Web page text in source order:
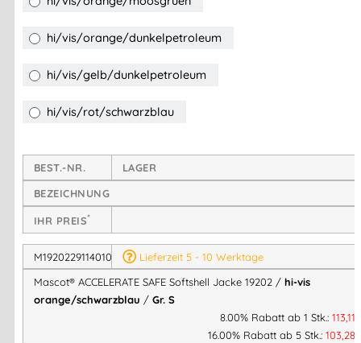
Abnehmbarer ID-Kartenhalter
Handgelenken, regulierbarer Gummizug am Saum,
Material: 100% Polyester, 320 g/m², 3-lagiges Softshell
Farbe: Zweifarbig mit Reflexeffekten
Zertifizierungen:OEKO-TEX® STANDARD 100
Industriewäsche-Kategorie: C2
Einlaufen: max. 1%
Die MASCOT® ACCELERATE SAFE Softshell Jacke 19202 ist
atmungsaktiv, winddicht & wasserabweisend. Mit
BEST.-NR.
LAGER
BEZEICHNUNG
IHR PREIS*
M1920229114010S
Lieferzeit 5 - 10 Werktage
Mascot® ACCELERATE SAFE Softshell Jacke 19202 / hi-vis
orange/schwarzblau / Gr. S
8.00% Rabatt ab 1 Stk.: 113,11
16.00% Rabatt ab 5 Stk.: 103,28
hi/vis/orange/dunkelpetroleum
hi/vis/gelb/dunkelpetroleum
hi/vis/rot/schwarzblau